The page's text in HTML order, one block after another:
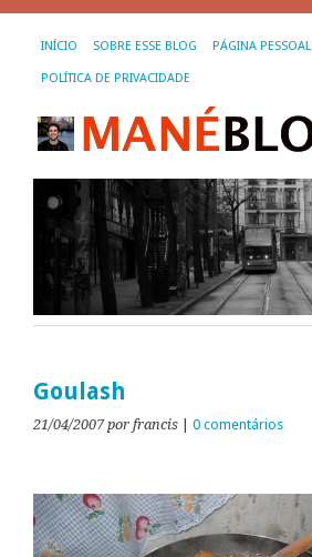
INÍCIO SOBRE ESSE BLOG PÁGINA PESSOAL
POLÍTICA DE PRIVACIDADE
Goulash
21/04/2007 por francis 0 comentários